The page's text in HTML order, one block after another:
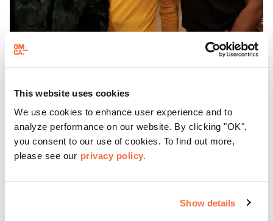
This website uses cookies
We use cookies to enhance user experience and to
analyze performance on our website. By clicking "OK",
you consent to our use of cookies. To find out more,
please see our privacy policy.
Show details
Disfruta de ThursDates en el OMCA: tu cita semanal en el
museo, llena de cócteles, cultura y ambiente. Relájate en
el Town Fare Cafe, del chef Michele McQueen, donde
podrás disfrutar de bebidas y aperitivos con música de
sesiones de dibujo en directo y mucho más... ¡solo para